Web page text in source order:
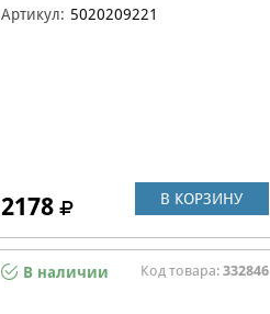
Артикул: 5020209221
2178 В КОРЗИНУ
В наличии Код товара: 332846